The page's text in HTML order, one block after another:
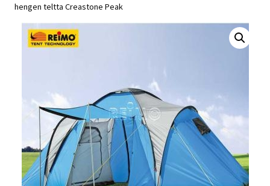
hengen teltta Creastone Peak